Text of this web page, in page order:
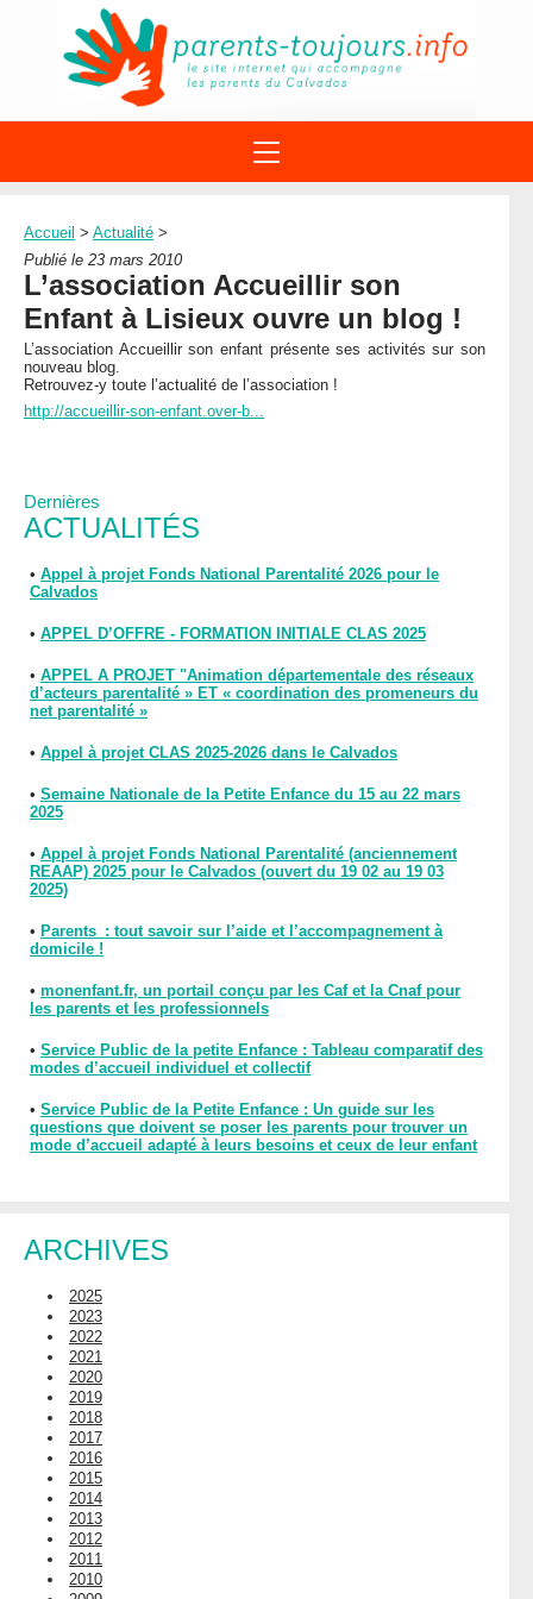
À PROPOS DU REAAP
1ÈRE VISITE
ACTUALITÉ
AGENDA
DISPOSITIFS PARENTALITÉ
SITES INTERNET
NUMÉROS VERTS
LETTRES D’INFO
STRUCTURES
DOCUMENTS
FORMATIONS
Dernières
ACTUALITÉS
• Appel à projet Fonds National Parentalité 2026 pour le
Calvados
• APPEL D’OFFRE - FORMATION INITIALE CLAS 2025
• APPEL A PROJET "Animation départementale des réseaux
d’acteurs parentalité » ET « coordination des promeneurs du
net parentalité »
• Appel à projet CLAS 2025-2026 dans le Calvados
• Semaine Nationale de la Petite Enfance du 15 au 22 mars
2025
• Appel à projet Fonds National Parentalité (anciennement
REAAP) 2025 pour le Calvados (ouvert du 19 02 au 19 03
2025)
• Parents : tout savoir sur l’aide et l’accompagnement à
domicile !
• monenfant.fr, un portail conçu par les Caf et la Cnaf pour
les parents et les professionnels
• Service Public de la petite Enfance : Tableau comparatif des
modes d’accueil individuel et collectif
• Service Public de la Petite Enfance : Un guide sur les
questions que doivent se poser les parents pour trouver un
mode d’accueil adapté à leurs besoins et ceux de leur enfant
ARCHIVES
2025
2023
2022
2021
2020
2019
2018
2017
2016
2015
2014
2013
2012
2011
2010
Accueil > Actualité >
Publié le 23 mars 2010
L’association Accueillir son
Enfant à Lisieux ouvre un blog !
L’association Accueillir son enfant présente ses activités sur son
nouveau blog.
Retrouvez-y toute l’actualité de l’association !
http://accueillir-son-enfant.over-b...